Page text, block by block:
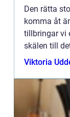
Den rätta
komma åt
tillbringar vi
skälen till
exempelvis
Viktoria